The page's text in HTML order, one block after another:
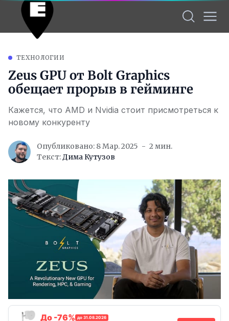
ТЕХНОЛОГИИ
Zeus GPU от Bolt Graphics
обещает прорыв в гейминге
Кажется, что AMD и Nvidia стоит присмотреться к
новому конкуренту
Опубликовано: 8 Мар. 2025
2 мин.
Текст:Дима Кутузов
До -76% до 31.08.2026